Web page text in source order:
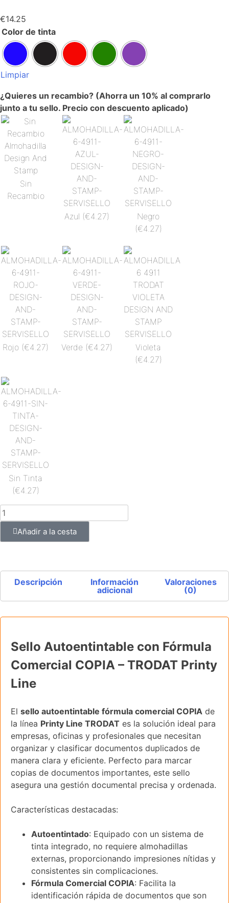
€14.25
Color de tinta
Limpiar
¿Quieres un recambio? (Ahorra un 10% al comprarlo
junto a tu sello. Precio con descuento aplicado)
Sin
Recambio
Azul (€4.27)
Negro
(€4.27)
Rojo (€4.27) Verde (€4.27)
Violeta
(€4.27)
Sin Tinta
(€4.27)
Añadir a la cesta
Descripción
Información
adicional
Valoraciones
(0)
Sello Autoentintable con Fórmula
Comercial COPIA – TRODAT Printy
Line
El sello autoentintable fórmula comercial COPIA de
la línea Printy Line TRODAT es la solución ideal para
empresas, oficinas y profesionales que necesitan
organizar y clasificar documentos duplicados de
manera clara y eficiente. Perfecto para marcar
copias de documentos importantes, este sello
asegura una gestión documental precisa y ordenada.
Características destacadas:
Autoentintado: Equipado con un sistema de
tinta integrado, no requiere almohadillas
externas, proporcionando impresiones nítidas y
consistentes sin complicaciones.
Fórmula Comercial COPIA: Facilita la
identificación rápida de documentos que son